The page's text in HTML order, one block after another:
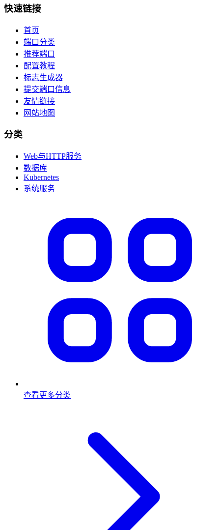
快速链接
首页
端口分类
推荐端口
配置教程
标志生成器
提交端口信息
友情链接
网站地图
分类
Web与HTTP服务
数据库
Kubernetes
系统服务
查看更多分类